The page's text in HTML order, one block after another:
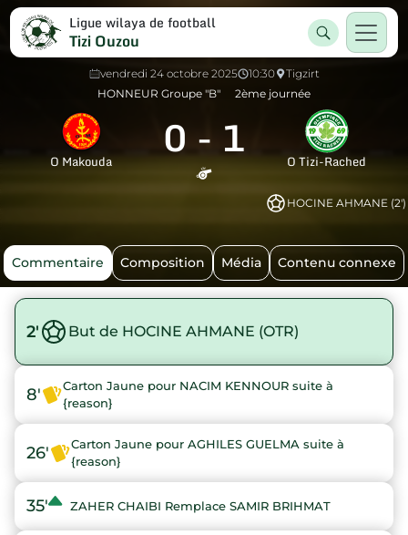
Ligue wilaya de football
Tizi Ouzou
vendredi 24 octobre 2025 10:30
Tigzirt
HONNEUR Groupe "B"
2ème journée
O Makouda 0 - 1 O Tizi-Rached
HOCINE AHMANE (2')
Commentaire Composition Média Contenu connexe
2' But de HOCINE AHMANE (OTR)
8'
Carton Jaune pour NACIM KENNOUR suite à
{reason}
26'
Carton Jaune pour AGHILES GUELMA suite à
{reason}
35' ZAHER CHAIBI Remplace SAMIR BRIHMAT